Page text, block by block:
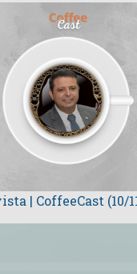
| CoffeeCast (10/